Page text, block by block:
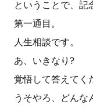
ということで、記
第一通目。
人生相談です。
あ、いきなり?
覚悟して答えてく
うそやろ、どんな